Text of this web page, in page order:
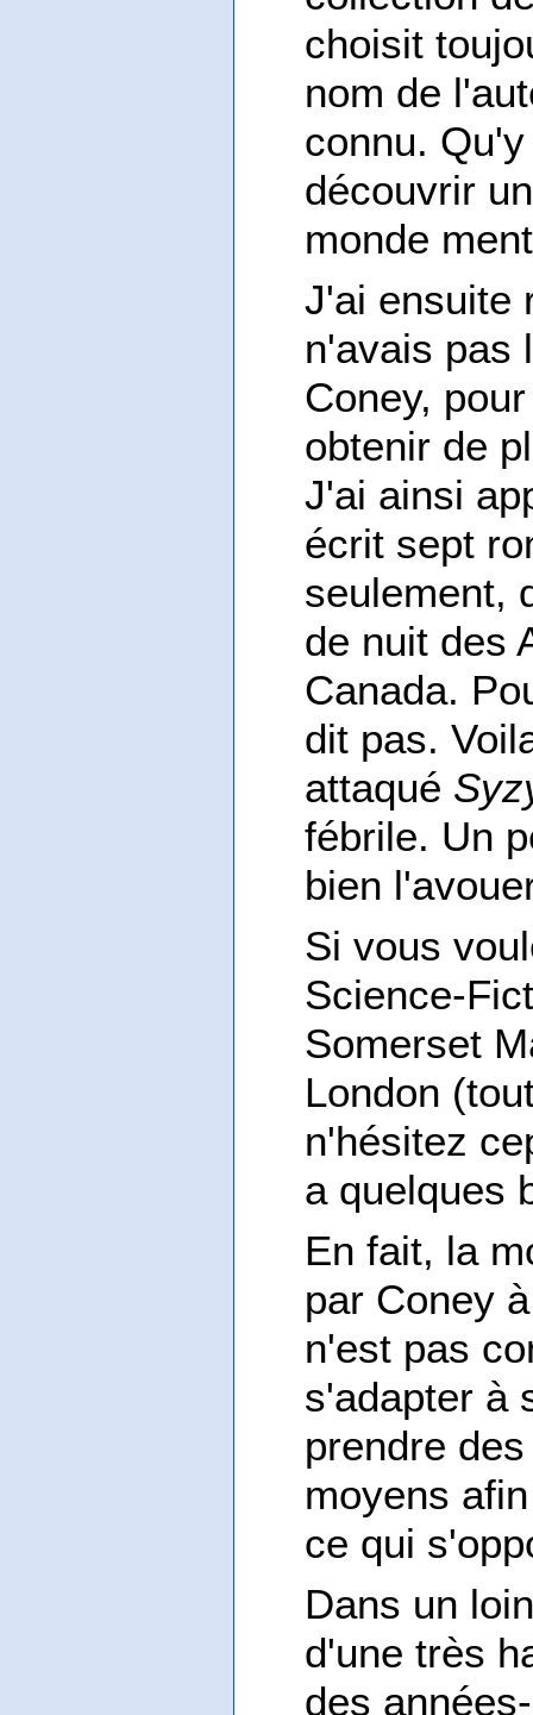
choisit
nom de
connu.
découvrir
monde
J'ai ensuite
n'avais pas
Coney,
obtenir de
J'ai ainsi
écrit sept
seulement,
de nuit des
Canada.
dit pas.
attaqué
fébrile. Un
bien
Si vous
Science-
Somerset
London
n'hésitez
a quelques
En fait, la
par Coney
n'est pas
s'adapter à
prendre
moyens
ce qui
Dans un
d'une très
des